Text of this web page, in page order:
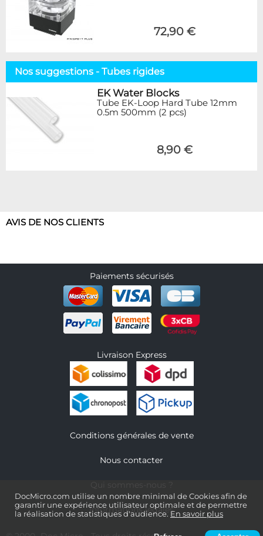
DocMicro.com utilise un nombre minimal de Cookies afin de
garantir une expérience utilisateur optimale et de permettre
la réalisation de statistiques d'audience. En savoir plus
72,90 €
Nos suggestions - Tubes rigides
EK Water Blocks
Tube EK-Loop Hard Tube 12mm
0.5m 500mm (2 pcs)
8,90 €
AVIS DE NOS CLIENTS
Paiements sécurisés
Livraison Express
Conditions générales de vente
Nous contacter
Informations légales